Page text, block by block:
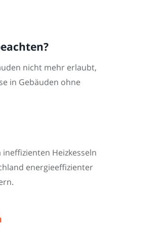
nicht mehr erlaubt,
in Gebäuden ohne
Heizkesseln
energieeffizienter